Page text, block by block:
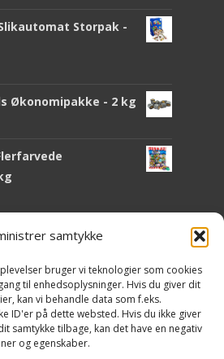
samtykke
bruger vi teknologier som cookies
til enhedsoplysninger. Hvis du giver dit
kan vi behandle data som f.eks.
ID'er på dette websted. Hvis du ikke giver
samtykke tilbage, kan det have en negativ
og egenskaber.
Storpak -
Økonomipakke - 2 kg
- 92 gram
- 165 gram